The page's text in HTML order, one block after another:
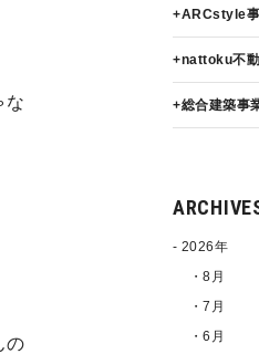
な
の
ARCstyle
nattoku不
総合建築事
2026年
・8月
・7月
・6月